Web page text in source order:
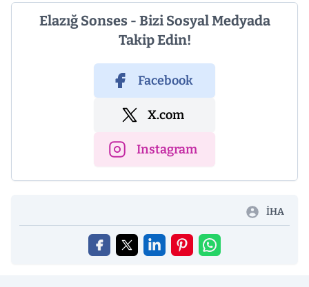
Elazığ Sonses - Bizi Sosyal Medyada
Takip Edin!
Facebook
X.com
Instagram
İHA